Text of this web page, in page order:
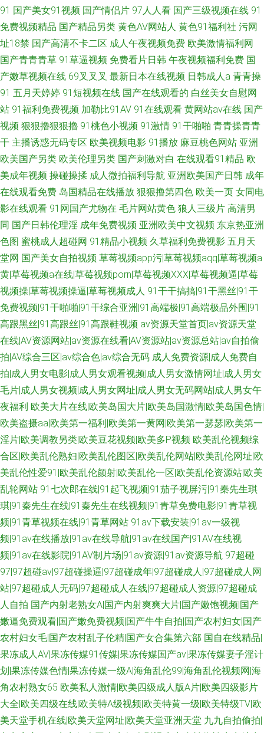
91 国产美女91视频 国产情侣片 97人人看 国产三级视频在线 91
免费视频精品 国产精品另类 黄色AV网站人 黄色91福利社 污网
址18禁 国产高清不卡二区 成人午夜视频免费 欧美激情福利网
国产青青青草 91草逼视频 免费看片日韩 午夜视频福利免费 国
产嫩草视频在线 69叉叉叉 最新日本在线视频 日韩成人a 青青操
91 五月天婷婷 91短视频在线 国产在线观看的 白丝美女自慰网
站 91福利免费视频 加勒比91AV 91在线观看 黄网站av在线 国产
视频 狠狠擼狠狠擼 91桃色小视频 91激情 91干啪啪 青青操青青
干 主播诱惑无码专区 欧美视频电影 91播放 麻豆桃色网站 亚洲
欧美国产另类 欧美伦理另类 国产刺激对白 在线观看91精品 欧
美成年视频 操碰操揉 成人微拍福利导航 亚洲欧美国产日韩 成年
在线观看免费 岛国精品在线播放 狠狠撸第四色 欧美一页 女同电
影在线观看 91网国产尤物在 毛片网站黄色 狼人三级片 高清男
同 国产日韩伦理淫 成年免费视频 亚洲欧美中文视频 东京热亚洲
色图 蜜桃成人超碰网 91精品小视频 久草福利免费视影 五月天
堂网 国产美女自拍视频 草莓视频app污|草莓视频aqq|草莓视频a
黄|草莓视频a在线|草莓视频porn|草莓视频XXX|草莓视频逼|草莓
视频操|草莓视频操逼|草莓视频成人 91干干搞搞|91干黑丝|91干
免费视频|91干啪啪|91干综合亚洲|91高端极|91高端极品外围|91
高跟黑丝|91高跟丝|91高跟鞋视频 av资源天堂首页|av资源天堂
在线|AV资源网站|av资源在线看|AV资源站|av资源总站|av自拍偷
拍|AV综合三区|av综合色|av综合无码 成人免费资源|成人免费自
拍|成人男女电影|成人男女观看视频|成人男女激情网址|成人男女
毛片|成人男女视频|成人男女网址|成人男女无码网站|成人男女午
夜福利 欧美大片在线|欧美岛国大片|欧美岛国激情|欧美岛国色情|
欧美盗摄aa|欧美第一福利|欧美第一黄网|欧美第一瑟瑟|欧美第一
淫片|欧美调教另类|欧美豆花视频|欧美多P视频 欧美乱伦视频综
合区|欧美乱伦熟妇|欧美乱伦图区|欧美乱伦网站|欧美乱伦网址|欧
美乱伦性爱91|欧美乱伦颜射|欧美乱伦一区|欧美乱伦资源站|欧美
乱轮网站 91七次郎在线|91起飞视频|91茄子视屏污|91秦先生琪
琪|91秦先生在线|91秦先生在线视频|91青草免费电影|91青草视
频|91青草视频在线|91青草网站 91av下载安装|91av一级视
频|91av在线播放|91av在线导航|91av在线国产|91AV在线视
频|91av在线影院|91AV制片场|91av资源|91av资源导航 97超碰
97|97超碰av|97超碰操逼|97超碰成年|97超碰成人|97超碰成人网
站|97超碰成人无码|97超碰成人在线|97超碰成人资源|97超碰成
人自拍 国产内射老熟女A|国产内射爽爽大片|国产嫩饱视频|国产
嫩逼免费观看|国产嫩免费视频|国产牛牛自拍|国产农村妇女|国产
农村妇女毛|国产农村乱子伦精|国产女合集第六部 国自在线精品|
果冻成人AV|果冻传媒91传媒|果冻传媒国产av|果冻传媒妻子淫计
划|果冻传媒色情|果冻传媒一级A|海角乱伦99|海角乱伦视频网|海
角农村熟女65 欧美私人激情|欧美四级成人版A片|欧美四级影片
大全|欧美四级在线|欧美特A级视频|欧美特黄一级|欧美特级TV|欧
美天堂手机在线|欧美天堂网址|欧美天堂亚洲天堂 九九自拍偷拍|